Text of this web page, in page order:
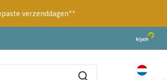
verzenddagen**